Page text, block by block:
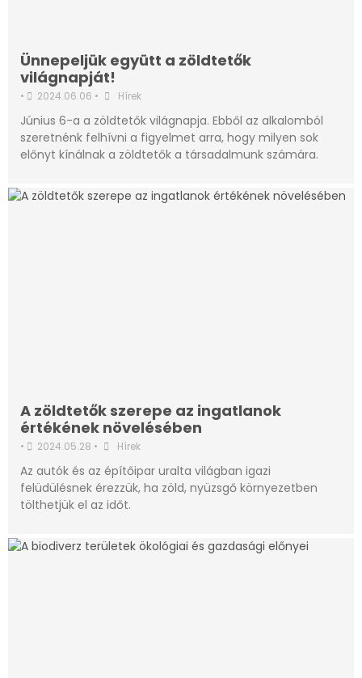
Ünnepeljük együtt a zöldtetők
világnapját!
• 2024.06.06 • Hírek
Június 6-a a zöldtetők világnapja. Ebből az alkalomból
szeretnénk felhívni a figyelmet arra, hogy milyen sok
előnyt kínálnak a zöldtetők a társadalmunk számára.
A zöldtetők szerepe az ingatlanok
értékének növelésében
• 2024.05.28 • Hírek
Az autók és az építőipar uralta világban igazi
felüdülésnek érezzük, ha zöld, nyüzsgő környezetben
tölthetjük el az időt.